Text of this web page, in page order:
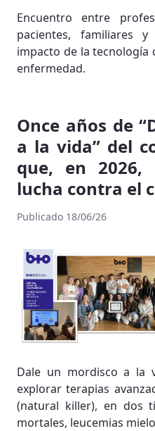
Encuentro entre
pacientes, familiares
impacto de la tecnología
enfermedad.
Once años de
a la vida” del
que, en
lucha contra el
Publicado 18/06/26
Dale un mordisco a la
explorar terapias
(natural killer), en dos
mortales, leucemias